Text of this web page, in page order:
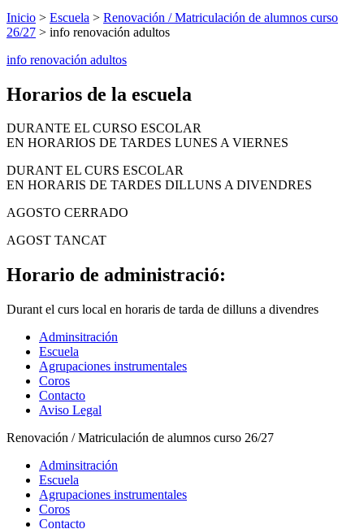
Inicio > Escuela > Renovación / Matriculación de alumnos curso
26/27 > info renovación adultos
info renovación adultos
Horarios de la escuela
DURANTE EL CURSO ESCOLAR
EN HORARIOS DE TARDES LUNES A VIERNES
DURANT EL CURS ESCOLAR
EN HORARIS DE TARDES DILLUNS A DIVENDRES
AGOSTO CERRADO
AGOST TANCAT
Horario de administració:
Durant el curs local en horaris de tarda de dilluns a divendres
Adminsitración
Escuela
Agrupaciones instrumentales
Coros
Contacto
Aviso Legal
Renovación / Matriculación de alumnos curso 26/27
Adminsitración
Escuela
Agrupaciones instrumentales
Coros
Contacto